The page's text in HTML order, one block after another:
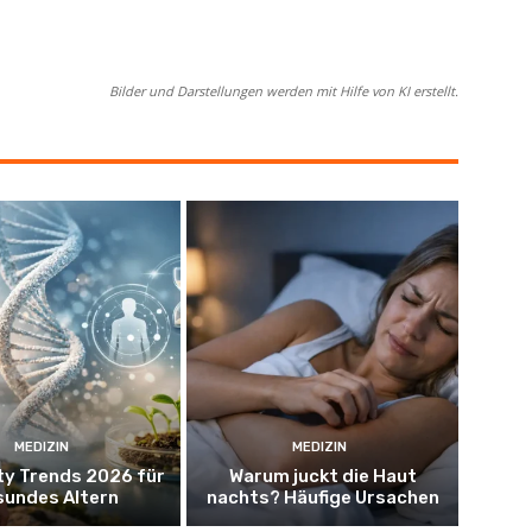
Bilder und Darstellungen werden mit Hilfe von KI erstellt.
MEDIZIN
Trends 2026 für
Altern
MEDIZIN
Warum juckt die Haut
nachts? Häufige Ursachen